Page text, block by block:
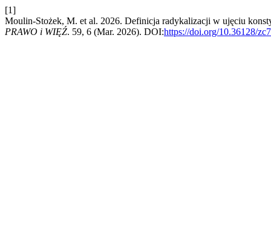
[1]
Moulin-Stożek, M. et al. 2026. Definicja radykalizacji w ujęciu
PRAWO i WIĘŹ. 59, 6 (Mar. 2026). DOI:https://doi.org/10.36128/